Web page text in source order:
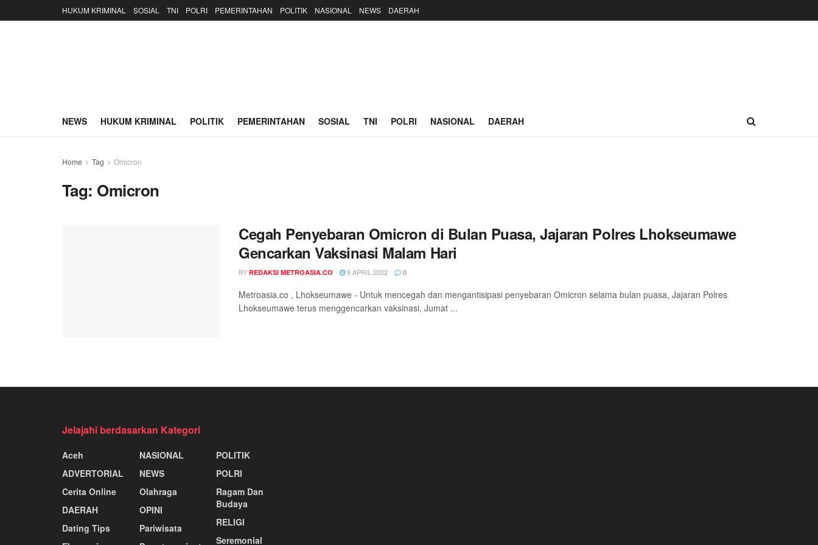
HUKUM KRIMINAL SOSIAL TNI POLRI PEMERINTAHAN POLITIK NASIONAL NEWS DAERAH
NEWS HUKUM KRIMINAL POLITIK PEMERINTAHAN SOSIAL TNI POLRI NASIONAL DAERAH
Home Tag Omicron
Tag: Omicron
Cegah Penyebaran Omicron di Bulan Puasa, Jajaran Polres Lhokseumawe
Gencarkan Vaksinasi Malam Hari
BY REDAKSI METROASIA.CO 9 APRIL 2022 0
Metroasia.co , Lhokseumawe - Untuk mencegah dan mengantisipasi penyebaran Omicron selama bulan puasa, Jajaran Polres
Lhokseumawe terus menggencarkan vaksinasi, Jumat ...
Jelajahi berdasarkan Kategori
Aceh
ADVERTORIAL
Cerita Online
DAERAH
Dating Tips
NASIONAL
NEWS
Olahraga
OPINI
Pariwisata
POLITIK
POLRI
Ragam Dan
Budaya
RELIGI
Seremonial